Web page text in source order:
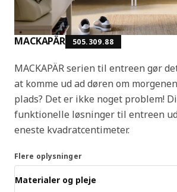
MACKAPÄR 505.309.88
MACKAPÄR serien til entreen gør
at komme ud ad døren om
plads? Det er ikke noget problem!
funktionelle løsninger til entreen
eneste kvadratcentimeter.
Flere oplysninger
Materialer og pleje